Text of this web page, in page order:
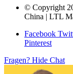
© Copyright
China | LTL
Facebook
Pinterest
Fragen? Hide Chat